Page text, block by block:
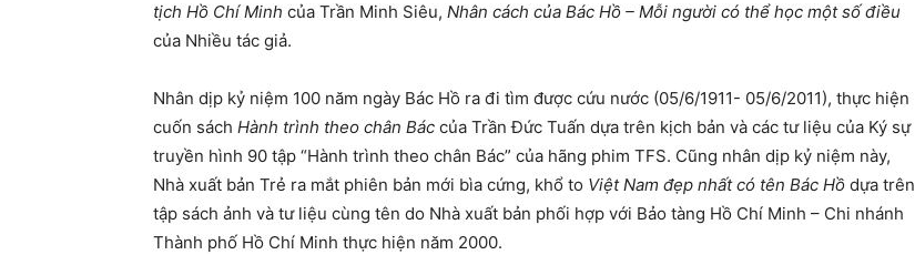
tịch Hồ Chí Minh của Trần Minh Siêu, Nhân cách của Bác Hồ – Mỗi người có thể học một số điều
của Nhiều tác giả.
Nhân dịp kỷ niệm 100 năm ngày Bác Hồ ra đi tìm được cứu nước (05/6/1911- 05/6/2011), thực hiện
cuốn sách Hành trình theo chân Bác của Trần Đức Tuấn dựa trên kịch bản và các tư liệu của Ký sự
truyền hình 90 tập “Hành trình theo chân Bác” của hãng phim TFS. Cũng nhân dịp kỷ niệm này,
Nhà xuất bản Trẻ ra mắt phiên bản mới bìa cứng, khổ to Việt Nam đẹp nhất có tên Bác Hồ dựa trên
tập sách ảnh và tư liệu cùng tên do Nhà xuất bản phối hợp với Bảo tàng Hồ Chí Minh – Chi nhánh
Thành phố Hồ Chí Minh thực hiện năm 2000.